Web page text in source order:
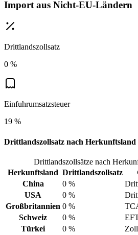
Import aus Nicht-EU-Ländern
Drittlandszollsatz
0 %
Einfuhrumsatzsteuer
19 %
Drittlandszollsatz nach Herkunftsland
Drittlandszollsätze nach
Herkunftsland Drittlandszollsatz
China
0 %
USA
0 %
Großbritannien 0 %
Schweiz
0 %
Türkei
0 %